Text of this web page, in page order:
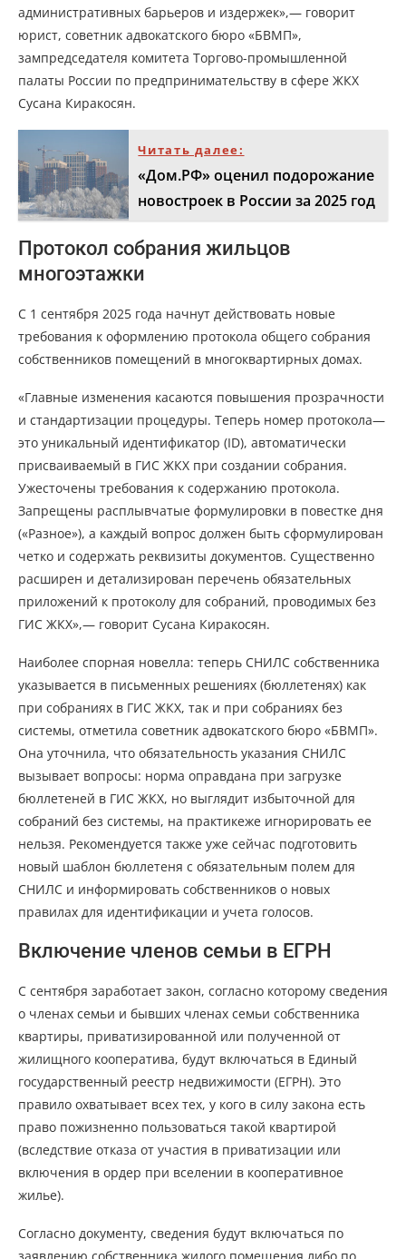
административных барьеров и издержек»,— говорит
юрист, советник адвокатского бюро «БВМП»,
зампредседателя комитета Торгово-промышленной
палаты России по предпринимательству в сфере ЖКХ
Сусана Киракосян.
Читать далее:
«Дом.РФ» оценил подорожание
новостроек в России за 2025 год
Протокол собрания жильцов
многоэтажки
С 1 сентября 2025 года начнут действовать новые
требования к оформлению протокола общего собрания
собственников помещений в многоквартирных домах.
«Главные изменения касаются повышения прозрачности
и стандартизации процедуры. Теперь номер протокола—
это уникальный идентификатор (ID), автоматически
присваиваемый в ГИС ЖКХ при создании собрания.
Ужесточены требования к содержанию протокола.
Запрещены расплывчатые формулировки в повестке дня
(«Разное»), а каждый вопрос должен быть сформулирован
четко и содержать реквизиты документов. Существенно
расширен и детализирован перечень обязательных
приложений к протоколу для собраний, проводимых без
ГИС ЖКХ»,— говорит Сусана Киракосян.
Наиболее спорная новелла: теперь СНИЛС собственника
указывается в письменных решениях (бюллетенях) как
при собраниях в ГИС ЖКХ, так и при собраниях без
системы, отметила советник адвокатского бюро «БВМП».
Она уточнила, что обязательность указания СНИЛС
вызывает вопросы: норма оправдана при загрузке
бюллетеней в ГИС ЖКХ, но выглядит избыточной для
собраний без системы, на практикеже игнорировать ее
нельзя. Рекомендуется также уже сейчас подготовить
новый шаблон бюллетеня с обязательным полем для
СНИЛС и информировать собственников о новых
правилах для идентификации и учета голосов.
Включение членов семьи в ЕГРН
С сентября заработает закон, согласно которому сведения
о членах семьи и бывших членах семьи собственника
квартиры, приватизированной или полученной от
жилищного кооператива, будут включаться в Единый
государственный реестр недвижимости (ЕГРН). Это
правило охватывает всех тех, у кого в силу закона есть
право пожизненно пользоваться такой квартирой
(вследствие отказа от участия в приватизации или
включения в ордер при вселении в кооперативное
жилье).
Согласно документу, сведения будут включаться по